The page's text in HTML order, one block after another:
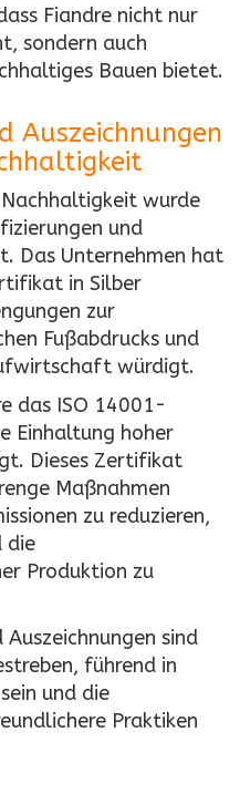
Fiandre nicht nur
sondern auch
Bauen bietet.
Auszeichnungen
wurde
und
Das Unternehmen hat
in Silber
zur
Fußabdrucks und
würdigt.
das ISO 14001-
Einhaltung hoher
Dieses Zertifikat
Maßnahmen
zu reduzieren,
die
Produktion zu
sind
führend in
und die
Praktiken